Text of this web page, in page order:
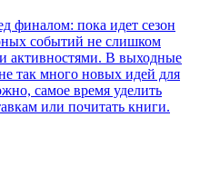
финалом: пока идет сезон
событий не слишком
активностями. В выходные
так много новых идей для
самое время уделить
или почитать книги.